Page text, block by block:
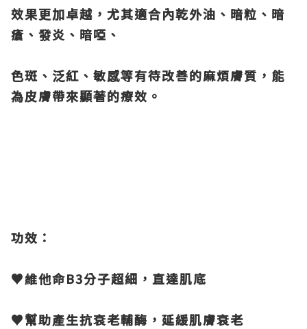
效果更加卓越，尤其適合內乾外油、暗粒、暗
瘡、發炎、暗啞、
色斑、泛紅、敏感等有待改善的麻煩膚質，能
為皮膚帶來顯著的療效。
功效：
♥維他命B3分子超細，直達肌底
♥幫助產生抗衰老輔酶，延緩肌膚衰老